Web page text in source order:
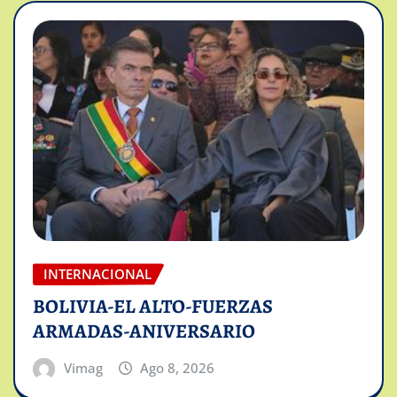
INTERNACIONAL
BOLIVIA-EL ALTO-FUERZAS
ARMADAS-ANIVERSARIO
Vimag Ago 8, 2026